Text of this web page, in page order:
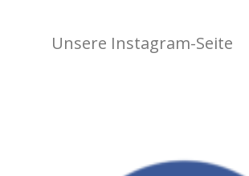
Unsere Instagram-Seite